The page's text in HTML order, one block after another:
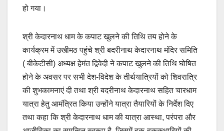
हो गया।
श्री केदारनाथ धाम के कपाट खुलने की तिथि तय होने के
कार्यक्रम में उखीमठ पहुंचे श्री बदरीनाथ केदारनाथ मंदिर समिति
( बीकेटीसी) अध्यक्ष हेमंत द्विवेदी ने कपाट खुलने की तिथि घोषित
होने के अवसर पर सभी देश-विदेश के तीर्थयात्रियों को शिवरात्रि
की शुभकामनाएं दी तथा श्री बदरीनाथ केदारनाथ सहित चारधाम
यात्रा हेतु आमंत्रित किया उन्होंने यात्रा तैयारियों के निर्देश दिए
तथा कहा कि श्री केदारनाथ धाम की यात्रा आस्था, परंपरा और